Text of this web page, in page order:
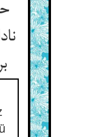
بر احمقان آسان کند